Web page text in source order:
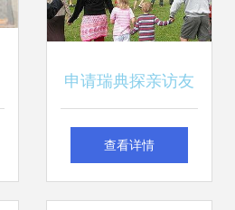
申请瑞典探亲访友
签证的全攻略 智旅
查看详情